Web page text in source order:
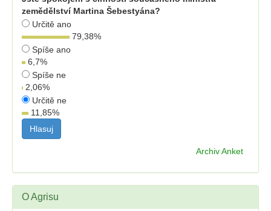
zemědělství Martina Šebestyána?
Určitě ano
79,38%
Spíše ano
6,7%
Spíše ne
2,06%
Určitě ne
11,85%
Archiv Anket
O Agrisu